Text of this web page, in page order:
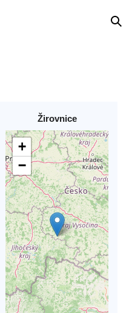
Žirovnice
+
−